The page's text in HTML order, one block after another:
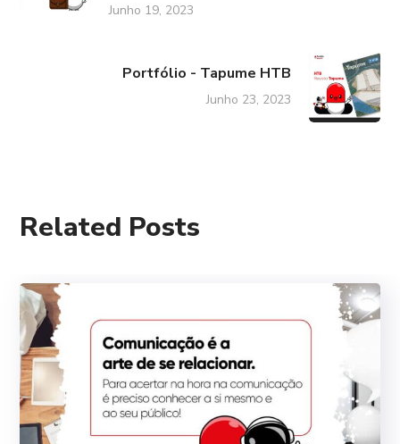
Junho 19, 2023
Portfólio - Tapume HTB
Junho 23, 2023
Related Posts